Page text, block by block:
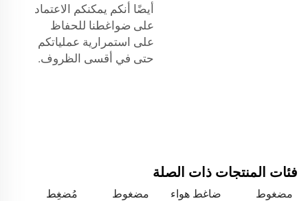
أيضًا أنكم يمكنكم الاعتماد
على ضواغطنا للحفاظ
على استمرارية عملياتكم
حتى في أقسى الظروف.
فئات المنتجات ذات الصلة
مضغوط
ضاغط هواء
مضغوط
مُضغِط